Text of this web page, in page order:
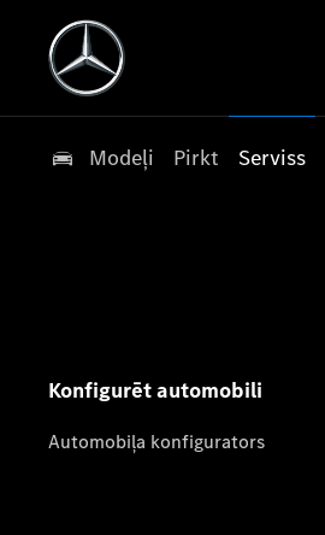
Modeļi Pirkt Serviss
Konfigurēt automobili
Automobiļa konfigurators